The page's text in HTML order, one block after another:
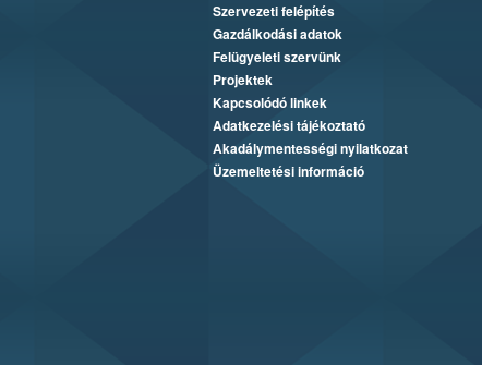
Szervezeti felépítés
Gazdálkodási adatok
Felügyeleti szervünk
Projektek
Kapcsolódó linkek
Adatkezelési tájékoztató
Akadálymentességi nyilatkozat
Üzemeltetési információ